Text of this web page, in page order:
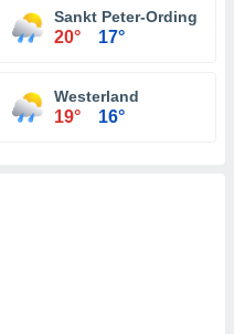
Sankt Peter-Ording
20° 17°
Westerland
19° 16°